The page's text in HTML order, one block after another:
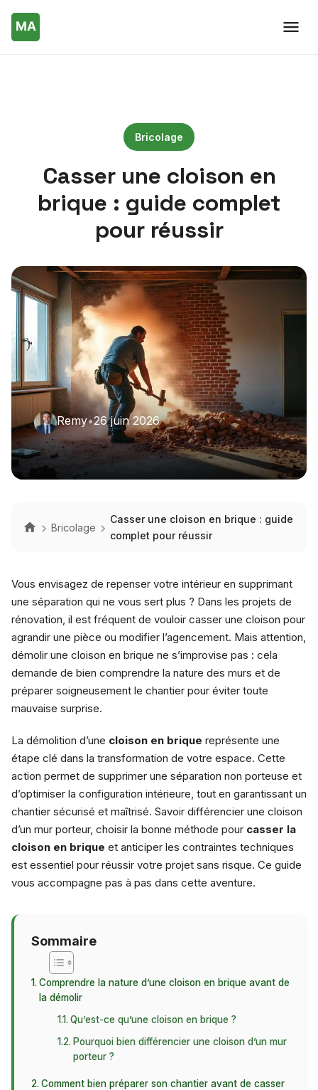
Bricolage
Casser une cloison en
brique : guide complet
pour réussir
Remy•26 juin 2026
Bricolage
Casser une cloison en brique : guide
complet pour réussir
Vous envisagez de repenser votre intérieur en supprimant
une séparation qui ne vous sert plus ? Dans les projets de
rénovation, il est fréquent de vouloir casser une cloison pour
agrandir une pièce ou modifier l’agencement. Mais attention,
démolir une cloison en brique ne s’improvise pas : cela
demande de bien comprendre la nature des murs et de
préparer soigneusement le chantier pour éviter toute
mauvaise surprise.
La démolition d’une cloison en brique représente une
étape clé dans la transformation de votre espace. Cette
action permet de supprimer une séparation non porteuse et
d’optimiser la configuration intérieure, tout en garantissant un
chantier sécurisé et maîtrisé. Savoir différencier une cloison
d’un mur porteur, choisir la bonne méthode pour casser la
cloison en brique et anticiper les contraintes techniques
est essentiel pour réussir votre projet sans risque. Ce guide
vous accompagne pas à pas dans cette aventure.
Sommaire
Comprendre la nature d’une cloison en brique avant de
la démolir
Qu’est-ce qu’une cloison en brique ?
Pourquoi bien différencier une cloison d’un mur
porteur ?
Comment bien préparer son chantier avant de casser